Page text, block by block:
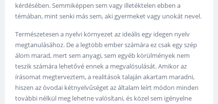
kérdésében. Semmiképpen sem vagy illetéktelen ebben a
témában, mint senki más sem, aki gyermeket vagy unokát nevel.
Természetesen a nyelvi környezet az ideális egy idegen nyelv
megtanulásához. De a legtöbb ember számára ez csak egy szép
álom marad, mert sem anyagi, sem egyéb körülmények nem
teszik számára lehetővé ennek a megvalósulását. Amikor az
írásomat megterveztem, a realitások talaján akartam maradni,
hiszen az óvodai kétnyelvűséget az általam leírt módon minden
további nélkül meg lehetne valósítani, és közel sem igényelne